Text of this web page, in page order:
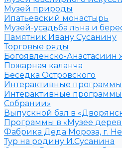
Музей природы
Ипатьевский монастырь
Музей-усадьба льна и
Памятник Ивану Сусанину
Торговые ряды
Богоявленско-
Пожарная каланча
Беседка Островского
Интерактивные программы
Интерактивные
Собрании»
Выпускной бал в
Программы в «Музее
Фабрика Деда Мороза, г.
Тур на родину И.Сусанина